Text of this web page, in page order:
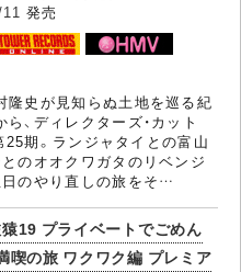
発売
隆史が見知らぬ土地を巡る紀
、ディレクターズ・カット
期。ランジャタイとの富山
とのオオクワガタのリベンジ
日のやり直しの旅をそ…
猿19 プライベートでごめん
の旅 ワクワク編 プレミア